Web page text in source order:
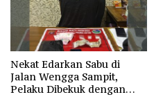
Nekat Edarkan Sabu di
Jalan Wengga Sampit,
Pelaku Dibekuk dengan